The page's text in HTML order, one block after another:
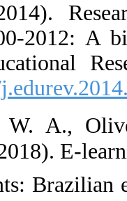
J.
 Cidral,
M.